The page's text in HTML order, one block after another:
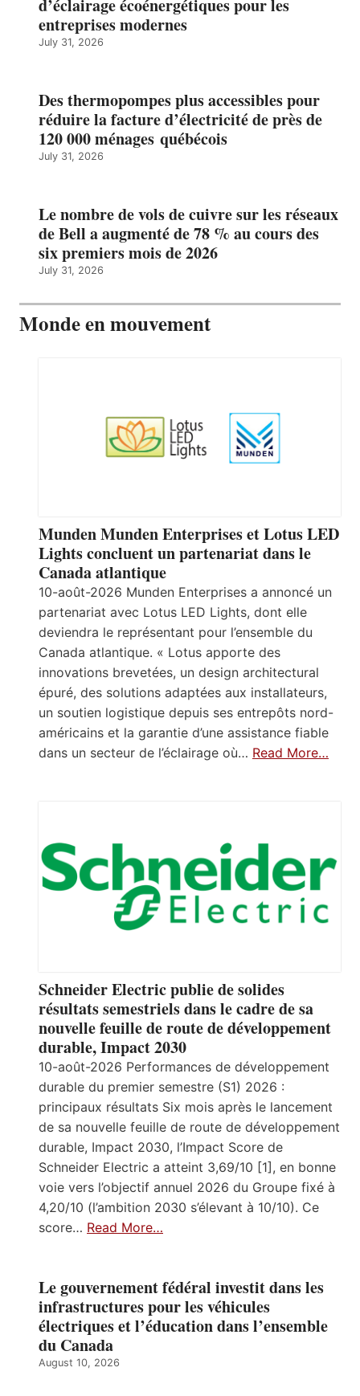
d’éclairage écoénergétiques pour les
entreprises modernes
July 31, 2026
Des thermopompes plus accessibles pour
réduire la facture d’électricité de près de
120 000 ménages québécois
July 31, 2026
Le nombre de vols de cuivre sur les réseaux
de Bell a augmenté de 78 % au cours des
six premiers mois de 2026
July 31, 2026
Monde en mouvement
Munden Munden Enterprises et Lotus LED
Lights concluent un partenariat dans le
Canada atlantique
10-août-2026 Munden Enterprises a annoncé un
partenariat avec Lotus LED Lights, dont elle
deviendra le représentant pour l’ensemble du
Canada atlantique. « Lotus apporte des
innovations brevetées, un design architectural
épuré, des solutions adaptées aux installateurs,
un soutien logistique depuis ses entrepôts nord-
américains et la garantie d’une assistance fiable
dans un secteur de l’éclairage où… Read More…
Schneider Electric publie de solides
résultats semestriels dans le cadre de sa
nouvelle feuille de route de développement
durable, Impact 2030
10-août-2026 Performances de développement
durable du premier semestre (S1) 2026 :
principaux résultats Six mois après le lancement
de sa nouvelle feuille de route de développement
durable, Impact 2030, l’Impact Score de
Schneider Electric a atteint 3,69/10 [1], en bonne
voie vers l’objectif annuel 2026 du Groupe fixé à
4,20/10 (l’ambition 2030 s’élevant à 10/10). Ce
score… Read More…
Le gouvernement fédéral investit dans les
infrastructures pour les véhicules
électriques et l’éducation dans l’ensemble
du Canada
August 10, 2026